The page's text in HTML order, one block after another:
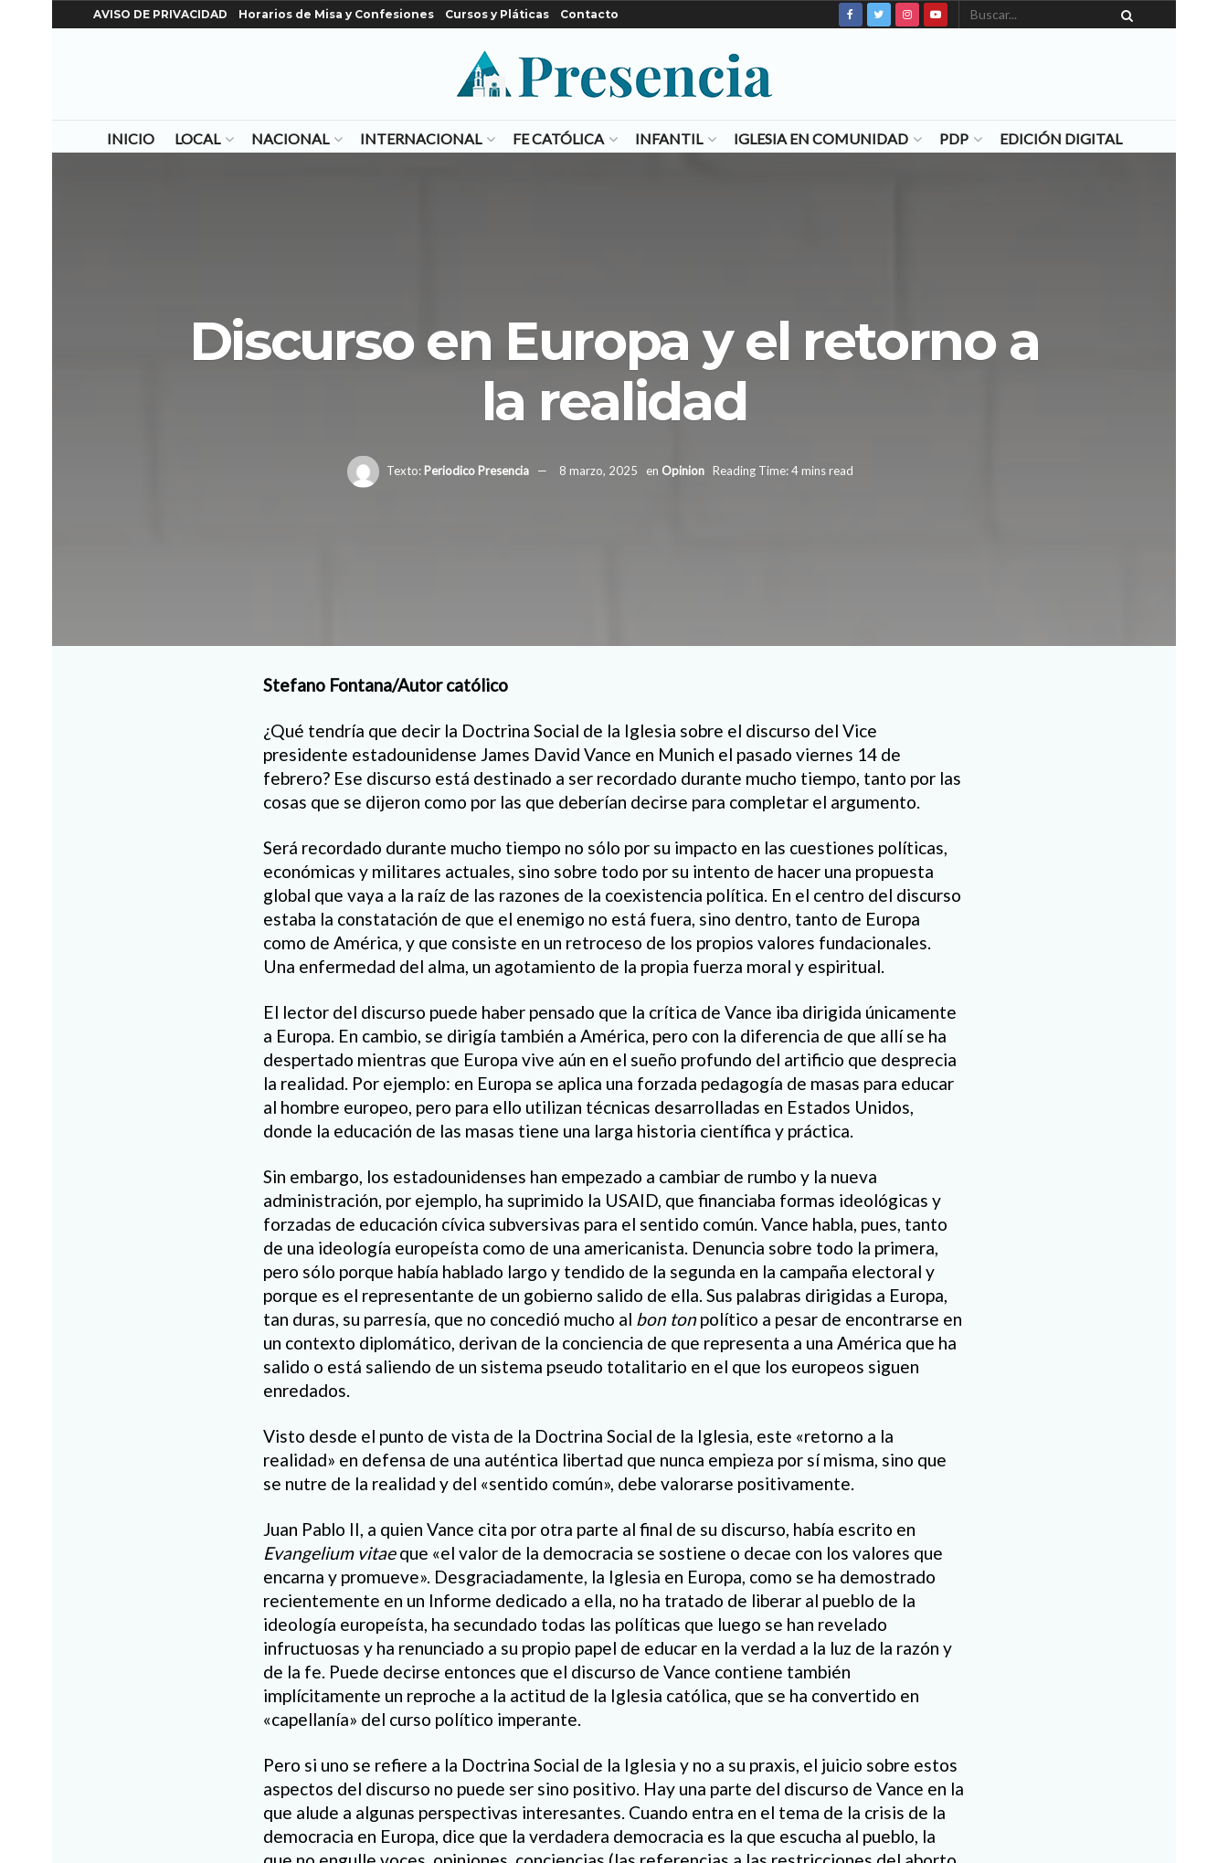
AVISO DE PRIVACIDAD Horarios de Misa y Confesiones Cursos y Pláticas Contacto
INICIO LOCAL NACIONAL INTERNACIONAL FE CATÓLICA INFANTIL IGLESIA EN COMUNIDAD PDP EDICIÓN DIGITAL
Discurso en Europa y el retorno a
la realidad
Texto: Periodico Presencia 8 marzo, 2025 en Opinion Reading Time: 4 mins read
Stefano Fontana/Autor católico
¿Qué tendría que decir la Doctrina Social de la Iglesia sobre el discurso del Vice
presidente estadounidense James David Vance en Munich el pasado viernes 14 de
febrero? Ese discurso está destinado a ser recordado durante mucho tiempo, tanto por las
cosas que se dijeron como por las que deberían decirse para completar el argumento.
Será recordado durante mucho tiempo no sólo por su impacto en las cuestiones políticas,
económicas y militares actuales, sino sobre todo por su intento de hacer una propuesta
global que vaya a la raíz de las razones de la coexistencia política. En el centro del discurso
estaba la constatación de que el enemigo no está fuera, sino dentro, tanto de Europa
como de América, y que consiste en un retroceso de los propios valores fundacionales.
Una enfermedad del alma, un agotamiento de la propia fuerza moral y espiritual.
El lector del discurso puede haber pensado que la crítica de Vance iba dirigida únicamente
a Europa. En cambio, se dirigía también a América, pero con la diferencia de que allí se ha
despertado mientras que Europa vive aún en el sueño profundo del artificio que desprecia
la realidad. Por ejemplo: en Europa se aplica una forzada pedagogía de masas para educar
al hombre europeo, pero para ello utilizan técnicas desarrolladas en Estados Unidos,
donde la educación de las masas tiene una larga historia científica y práctica.
Sin embargo, los estadounidenses han empezado a cambiar de rumbo y la nueva
administración, por ejemplo, ha suprimido la USAID, que financiaba formas ideológicas y
forzadas de educación cívica subversivas para el sentido común. Vance habla, pues, tanto
de una ideología europeísta como de una americanista. Denuncia sobre todo la primera,
pero sólo porque había hablado largo y tendido de la segunda en la campaña electoral y
porque es el representante de un gobierno salido de ella. Sus palabras dirigidas a Europa,
tan duras, su parresía, que no concedió mucho al bon tonpolítico a pesar de encontrarse en
un contexto diplomático, derivan de la conciencia de que representa a una América que ha
salido o está saliendo de un sistema pseudo totalitario en el que los europeos siguen
enredados.
Visto desde el punto de vista de la Doctrina Social de la Iglesia, este «retorno a la
realidad» en defensa de una auténtica libertad que nunca empieza por sí misma, sino que
se nutre de la realidad y del «sentido común», debe valorarse positivamente.
Juan Pablo II, a quien Vance cita por otra parte al final de su discurso, había escrito en
Evangelium vitaeque «el valor de la democracia se sostiene o decae con los valores que
encarna y promueve». Desgraciadamente, la Iglesia en Europa, como se ha demostrado
recientemente en un Informe dedicado a ella, no ha tratado de liberar al pueblo de la
ideología europeísta, ha secundado todas las políticas que luego se han revelado
infructuosas y ha renunciado a su propio papel de educar en la verdad a la luz de la razón y
de la fe. Puede decirse entonces que el discurso de Vance contiene también
implícitamente un reproche a la actitud de la Iglesia católica, que se ha convertido en
«capellanía» del curso político imperante.
Pero si uno se refiere a la Doctrina Social de la Iglesia y no a su praxis, el juicio sobre estos
aspectos del discurso no puede ser sino positivo. Hay una parte del discurso de Vance en la
que alude a algunas perspectivas interesantes. Cuando entra en el tema de la crisis de la
democracia en Europa, dice que la verdadera democracia es la que escucha al pueblo, la